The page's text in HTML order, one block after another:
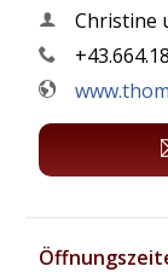
Christine